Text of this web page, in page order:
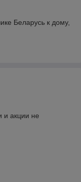
Беларусь к дому,
и акции не